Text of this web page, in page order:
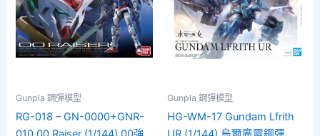
Gunpla 鋼彈模型
RG-018 – GN-0000+GNR-
Gunpla 鋼彈模型
HG-WM-17 Gundam Lfrith